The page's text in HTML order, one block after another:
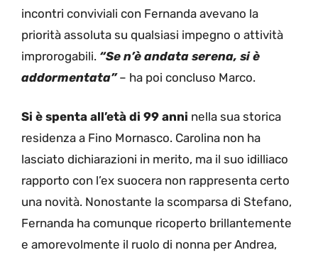
incontri conviviali con Fernanda avevano la
priorità assoluta su qualsiasi impegno o attività
improrogabili. “Se n’è andata serena, si è
addormentata” – ha poi concluso Marco.
Si è spenta all’età di 99 anni nella sua storica
residenza a Fino Mornasco. Carolina non ha
lasciato dichiarazioni in merito, ma il suo idilliaco
rapporto con l’ex suocera non rappresenta certo
una novità. Nonostante la scomparsa di Stefano,
Fernanda ha comunque ricoperto brillantemente
e amorevolmente il ruolo di nonna per Andrea,